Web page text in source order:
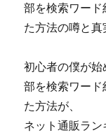
部を検索ワー
た方法の噂と真
初心者の僕が
部を検索ワー
た方法が、
ネット通販ラ